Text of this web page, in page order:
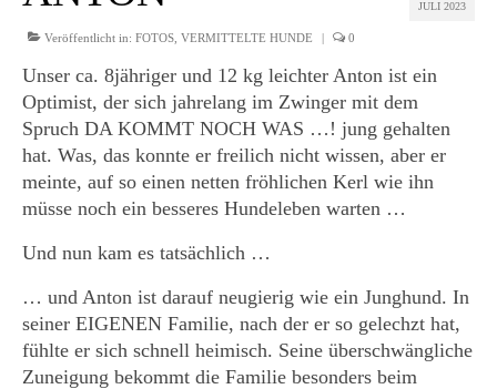
JULI 2023
Veröffentlicht in: FOTOS VERMITTELTE HUNDE | 0
Unser ca. 8jähriger und 12 kg leichter Anton ist ein
Optimist, der sich jahrelang im Zwinger mit dem
Spruch DA KOMMT NOCH WAS …! jung gehalten
hat. Was, das konnte er freilich nicht wissen, aber er
meinte, auf so einen netten fröhlichen Kerl wie ihn
müsse noch ein besseres Hundeleben warten …
Und nun kam es tatsächlich …
… und Anton ist darauf neugierig wie ein Junghund. In
seiner EIGENEN Familie, nach der er so gelechzt hat,
fühlte er sich schnell heimisch. Seine überschwängliche
Zuneigung bekommt die Familie besonders beim